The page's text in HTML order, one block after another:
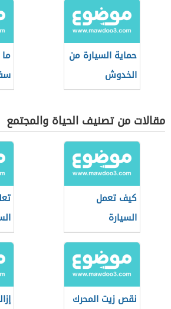
حماية السيارة من
الخدوش
مقالات من تصنيف الحياة والمجتمع
كيف تعمل
السيارة
نقص زيت المحرك